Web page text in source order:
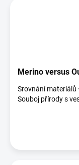
Merino versus
Srovnání materiálů
Souboj přírody s